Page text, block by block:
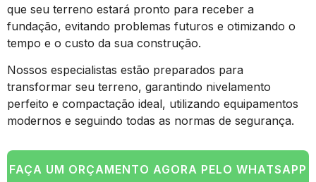
que seu terreno estará pronto para receber a
fundação, evitando problemas futuros e otimizando o
tempo e o custo da sua construção.
Nossos especialistas estão preparados para
transformar seu terreno, garantindo nivelamento
perfeito e compactação ideal, utilizando equipamentos
modernos e seguindo todas as normas de segurança.
FAÇA UM ORÇAMENTO AGORA PELO WHATSAPP